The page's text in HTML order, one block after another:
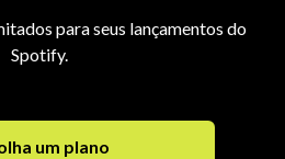
para seus lançamentos do
Spotify.
um plano